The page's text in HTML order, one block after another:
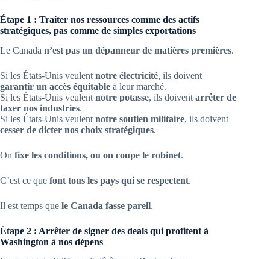
Étape 1 : Traiter nos ressources comme des actifs
stratégiques, pas comme de simples exportations
Le Canada n’est pas un dépanneur de matières premières.
Si les États-Unis veulent notre électricité, ils doivent
garantir un accès équitable à leur marché.
Si les États-Unis veulent notre potasse, ils doivent arrêter de
taxer nos industries.
Si les États-Unis veulent notre soutien militaire, ils doivent
cesser de dicter nos choix stratégiques.
On fixe les conditions, ou on coupe le robinet.
C’est ce que font tous les pays qui se respectent.
Il est temps que le Canada fasse pareil.
Étape 2 : Arrêter de signer des deals qui profitent à
Washington à nos dépens